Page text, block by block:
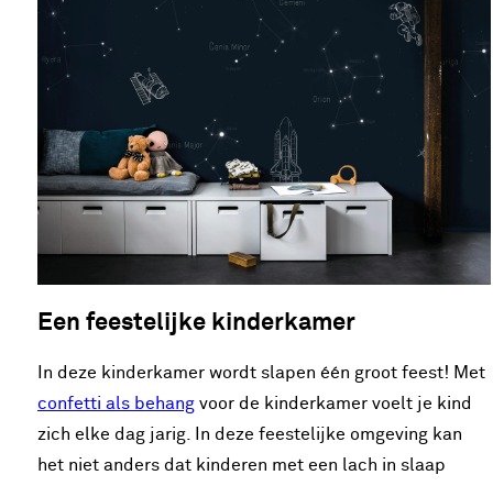
Een feestelijke kinderkamer
In deze kinderkamer wordt slapen één groot feest! Met
confetti als behang voor de kinderkamer voelt je kind
zich elke dag jarig. In deze feestelijke omgeving kan
het niet anders dat kinderen met een lach in slaap